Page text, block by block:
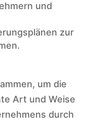
und
zur
um die
Art und Weise
durch